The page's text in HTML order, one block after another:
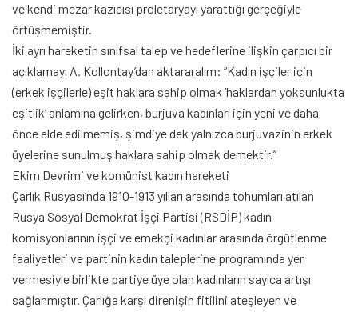
ve kendi mezar kazıcısı proletaryayı yarattığı gerçeğiyle
örtüşmemiştir.
İki ayrı hareketin sınıfsal talep ve hedeflerine ilişkin çarpıcı bir
açıklamayı A. Kollontay’dan aktararalım: “Kadın işçiler için
(erkek işçilerle) eşit haklara sahip olmak ‘haklardan yoksunlukta
eşitlik’ anlamına gelirken, burjuva kadınları için yeni ve daha
önce elde edilmemiş, şimdiye dek yalnızca burjuvazinin erkek
üyelerine sunulmuş haklara sahip olmak demektir.”
Ekim Devrimi ve komünist kadın hareketi
Çarlık Rusyası’nda 1910-1913 yılları arasında tohumları atılan
Rusya Sosyal Demokrat İşçi Partisi (RSDİP) kadın
komisyonlarının işçi ve emekçi kadınlar arasında örgütlenme
faaliyetleri ve partinin kadın taleplerine programında yer
vermesiyle birlikte partiye üye olan kadınların sayıca artışı
sağlanmıştır. Çarlığa karşı direnişin fitilini ateşleyen ve